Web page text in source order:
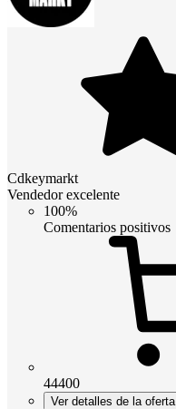
Cdkeymarkt
Vendedor excelente
100%
Comentarios positivos
44400
Ver detalles de la oferta